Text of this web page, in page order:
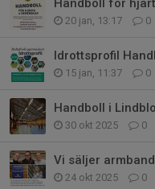
20 jan, 13:17 0
Idrottsprofil
15 jan, 11:37 0
Handboll i
30 okt 2025 0
24 okt 2025 0